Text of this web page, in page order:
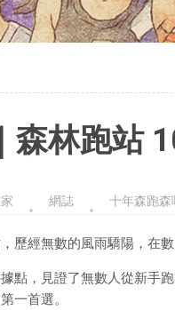
林跑站
網誌 十年森跑森
歷經無數的風雨驕陽，在
點，見證了無數人從新手
一首選。